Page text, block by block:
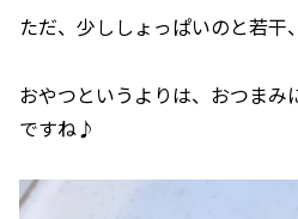
ただ、少ししょっぱいのと若干
おやつというよりは、おつまみ
ですね♪